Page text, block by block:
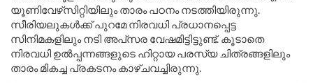
യൂണിവേഴ്‍സിറ്റിയിലും താരം പഠനം നടത്തിയിരുന്നു.
സീരിയലുകള്‍ക്ക് പുറമേ നിരവധി പ്രധാനപ്പെട്ട
സിനിമകളിലും നടി അപ്‍സര വേഷമിട്ടിട്ടുണ്ട്. കൂടാതെ
നിരവധി ഉല്‍പ്പന്നങ്ങളുടെ ഹിറ്റായ പരസ്യ ചിത്രങ്ങളിലും
താരം മികച്ച പ്രകടനം കാഴ്ചവച്ചിരുന്നു.